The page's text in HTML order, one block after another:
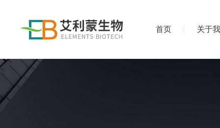
首页 关于